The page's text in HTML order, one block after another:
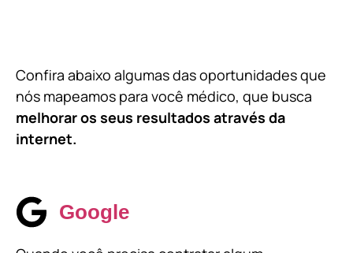
Confira abaixo algumas das oportunidades que
nós mapeamos para você médico, que busca
melhorar os seus resultados através da
internet.
Google